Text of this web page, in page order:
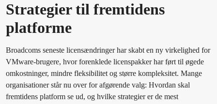
Strategier til fremtidens
platforme
Broadcoms seneste licensændringer har skabt en ny virkelighed for
VMware-brugere, hvor forenklede licenspakker har ført til øgede
omkostninger, mindre fleksibilitet og større kompleksitet. Mange
organisationer står nu over for afgørende valg: Hvordan skal
fremtidens platform se ud, og hvilke strategier er de mest